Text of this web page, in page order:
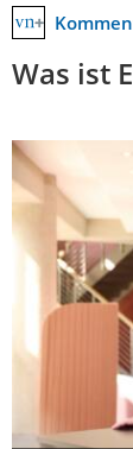
Was ist